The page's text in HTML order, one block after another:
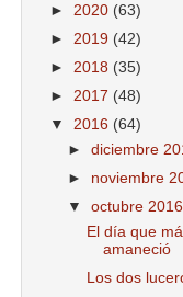
► 2020 (63)
► 2019 (42)
► 2018 (35)
► 2017 (48)
▼ 2016 (64)
►diciembre
► noviembre
▼octubre 2016
El día que
amaneció
Los dos